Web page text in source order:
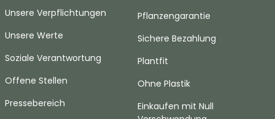
Unsere Verpflichtungen
Unsere Werte
Soziale Verantwortung
Offene Stellen
Pressebereich
Pflanzengarantie
Sichere Bezahlung
Plantfit
Ohne Plastik
Einkaufen mit Null